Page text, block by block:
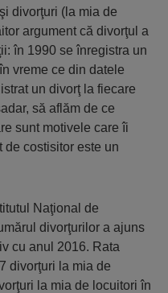
divorţuri (la mia de
argument că divorţul a
în 1990 se înregistra un
vreme ce din datele
un divorţ la fiecare
să aflăm de ce
sunt motivele care îi
costisitor este un
Naţional de
divorţurilor a ajuns
cu anul 2016. Rata
divorţuri la mia de
la mia de locuitori în